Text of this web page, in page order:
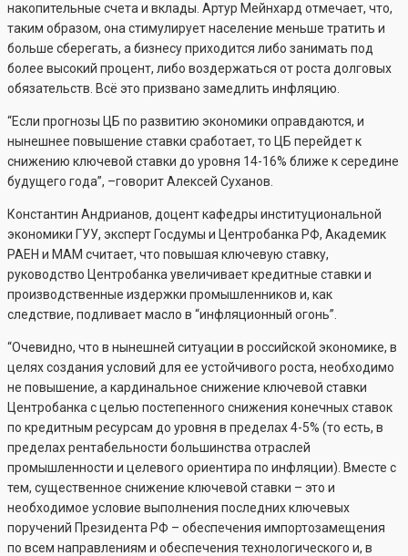
накопительные счета и вклады. Артур Мейнхард отмечает, что,
таким образом, она стимулирует население меньше тратить и
больше сберегать, а бизнесу приходится либо занимать под
более высокий процент, либо воздержаться от роста долговых
обязательств. Всё это призвано замедлить инфляцию.
“Если прогнозы ЦБ по развитию экономики оправдаются, и
нынешнее повышение ставки сработает, то ЦБ перейдет к
снижению ключевой ставки до уровня 14-16% ближе к середине
будущего года”, –говорит Алексей Суханов.
Константин Андрианов, доцент кафедры институциональной
экономики ГУУ, эксперт Госдумы и Центробанка РФ, Академик
РАЕН и МАМ считает, что повышая ключевую ставку,
руководство Центробанка увеличивает кредитные ставки и
производственные издержки промышленников и, как
следствие, подливает масло в “инфляционный огонь”.
“Очевидно, что в нынешней ситуации в российской экономике, в
целях создания условий для ее устойчивого роста, необходимо
не повышение, а кардинальное снижение ключевой ставки
Центробанка с целью постепенного снижения конечных ставок
по кредитным ресурсам до уровня в пределах 4-5% (то есть, в
пределах рентабельности большинства отраслей
промышленности и целевого ориентира по инфляции). Вместе с
тем, существенное снижение ключевой ставки – это и
необходимое условие выполнения последних ключевых
поручений Президента РФ – обеспечения импортозамещения
по всем направлениям и обеспечения технологического и, в